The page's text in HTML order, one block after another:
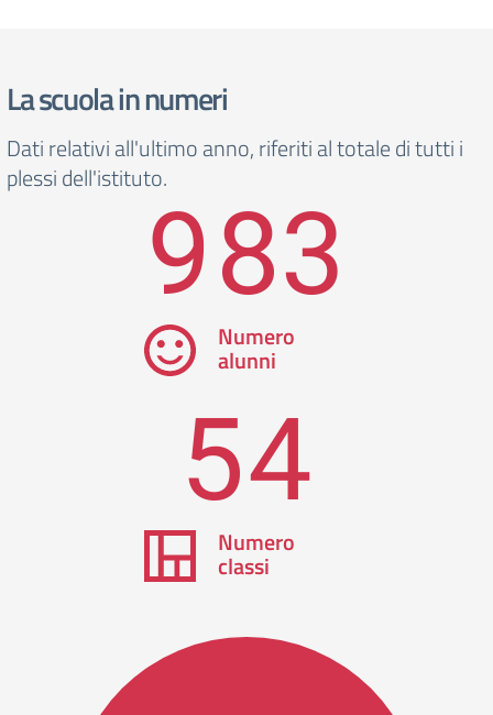
La scuola in numeri
Dati relativi all'ultimo anno, riferiti al totale di tutti i
plessi dell'istituto.983
Numero
alunni
54
Numero
classi